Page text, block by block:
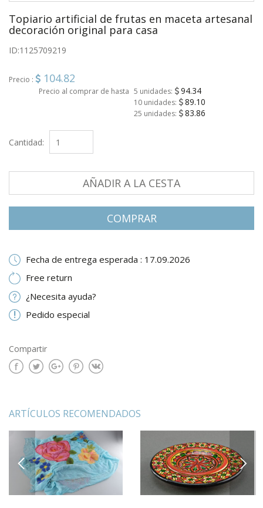
Topiario artificial de frutas en maceta artesanal
decoración original para casa
ID:1125709219
Precio : 104.82
Precio al comprar de hasta 5 unidades: 94.34
10 unidades: 89.10
25 unidades: 83.86
Cantidad:
AÑADIR A LA CESTA
СOMPRAR
Fecha de entrega esperada : 17.09.2026
Free return
¿Necesita ayuda?
Pedido especial
Compartir
ARTÍCULOS RECOMENDADOS
PREVIOUS NEXT